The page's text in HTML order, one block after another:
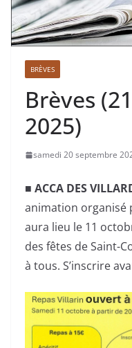
BRÈVES
Brèves
2025)
samedi 20 septembre
■ ACCA DES
animation organisé
aura lieu le 11
des fêtes de Saint-
à tous. S’inscrire